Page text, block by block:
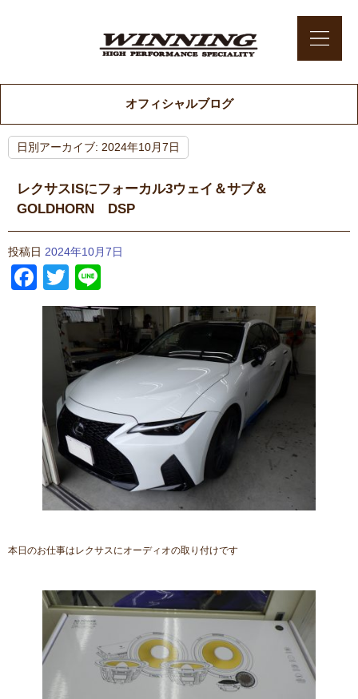
オフィシャルブログ
日別アーカイブ: 2024年10月7日
レクサスISにフォーカル3ウェイ＆サブ＆
GOLDHORN DSP
投稿日 2024年10月7日
Facebook
Twitter
本日のお仕事はレクサスにオーディオの取り付けです